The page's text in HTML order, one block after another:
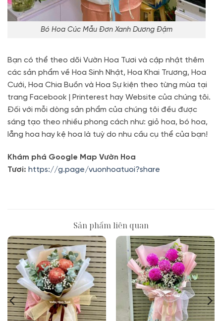
Bó Hoa Cúc Mẫu Đơn Xanh Dương Đậm
Bạn có thể theo dõi Vườn Hoa Tươi và cập nhật thêm
các sản phẩm về Hoa Sinh Nhật, Hoa Khai Trương, Hoa
Cưới, Hoa Chia Buồn và Hoa Sự kiện theo từng mùa tại
trang Facebook | Printerest hay Website của chúng tôi.
Đối với mỗi dòng sản phẩm của chúng tôi đều được
sáng tạo theo nhiều phong cách như: giỏ hoa, bó hoa,
lẵng hoa hay kệ hoa là tuỳ do nhu cầu cụ thể của bạn!
Khám phá Google Map Vườn Hoa
Tươi: https://g.page/vuonhoatuoi?share
Sản phẩm liên quan